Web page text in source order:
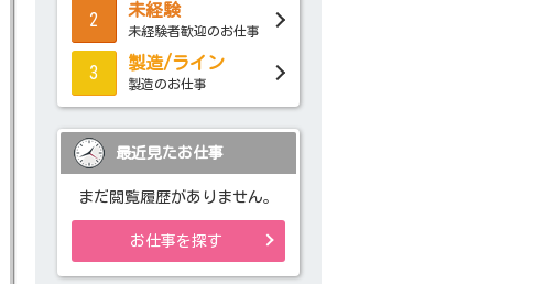
2
未経験
未経験者歓迎のお仕事
3
製造/ライン
製造のお仕事
最近見たお仕事
まだ閲覧履歴がありません。
お仕事を探す